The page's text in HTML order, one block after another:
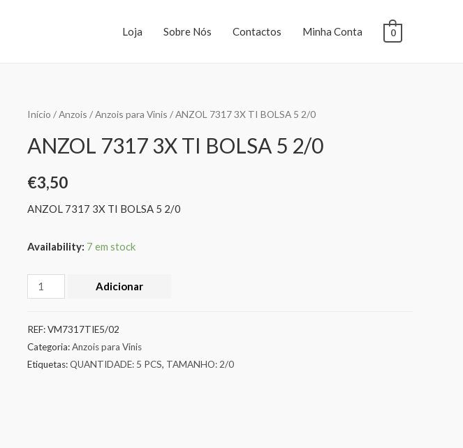
Loja Sobre Nós Contactos Minha Conta 0
Início /Anzois /Anzois para Vinis / ANZOL 7317 3X TI BOLSA 5 2/0
ANZOL 7317 3X TI BOLSA 5 2/0
€3,50
ANZOL 7317 3X TI BOLSA 5 2/0
Availability: 7 em stock
Adicionar
REF:VM7317TIE5/02
Categoria:Anzois para Vinis
Etiquetas:QUANTIDADE: 5 PCS, TAMANHO: 2/0